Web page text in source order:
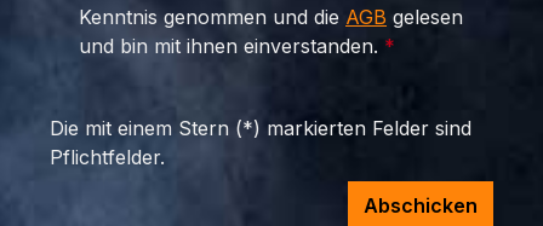
Kenntnis genommen und die AGB gelesen
und bin mit ihnen einverstanden. *
Die mit einem Stern (*) markierten Felder sind
Pflichtfelder.
Abschicken